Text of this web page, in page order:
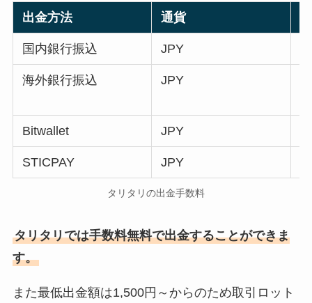
出金方法 通貨
国内銀行振込 JPY
海外銀行振込 JPY
Bitwallet JPY
STICPAY JPY
タリタリの出金手数料
タリタリでは手数料無料で出金することができま
す。
また最低出金額は1,500円～からのため取引ロット